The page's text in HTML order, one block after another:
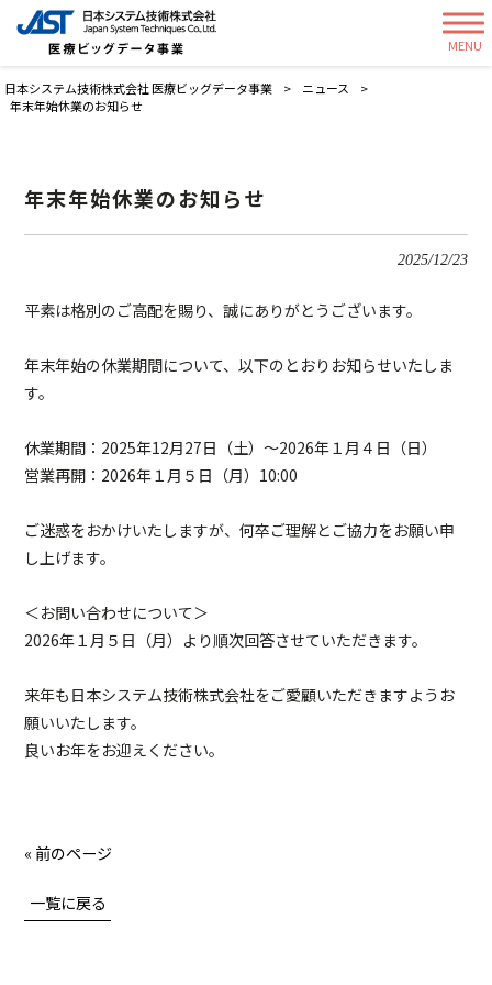
MENU
日本システム技術株式会社 医療ビッグデータ事業 > ニュース
>
年末年始休業のお知らせ
年末年始休業のお知らせ
2025/12/23
平素は格別のご高配を賜り、誠にありがとうございます。
年末年始の休業期間について、以下のとおりお知らせいたしま
す。
休業期間：2025年12月27日（土）〜2026年１月４日（日）
営業再開：2026年１月５日（月）10:00
ご迷惑をおかけいたしますが、何卒ご理解とご協力をお願い申
し上げます。
＜お問い合わせについて＞
2026年１月５日（月）より順次回答させていただきます。
来年も日本システム技術株式会社をご愛顧いただきますようお
願いいたします。
良いお年をお迎えください。
« 前のページ
一覧に戻る